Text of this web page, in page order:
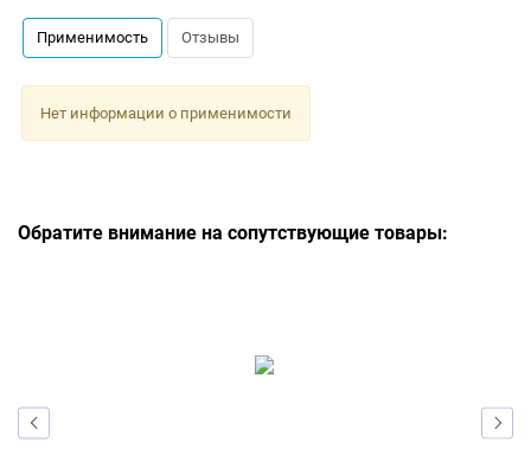
Применимость Отзывы
Нет информации о применимости
Обратите внимание на сопутствующие товары: